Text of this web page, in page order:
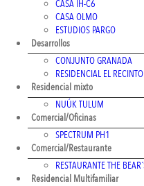
CASA IH-C6
CASA OLMO
ESTUDIOS PARGO
Desarrollos
CONJUNTO GRANADA
RESIDENCIAL EL RECINTO
Residencial mixto
NUÚK TULUM
Comercial/Oficinas
SPECTRUM PH1
Comercial/Restaurante
RESTAURANTE THE
Residencial Multifamiliar